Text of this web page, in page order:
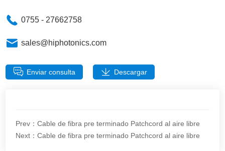
0755 - 27662758
sales@hiphotonics.com
Enviar consulta Descargar
Prev：Cable de fibra pre terminado Patchcord al aire libre
Next：Cable de fibra pre terminado Patchcord al aire libre